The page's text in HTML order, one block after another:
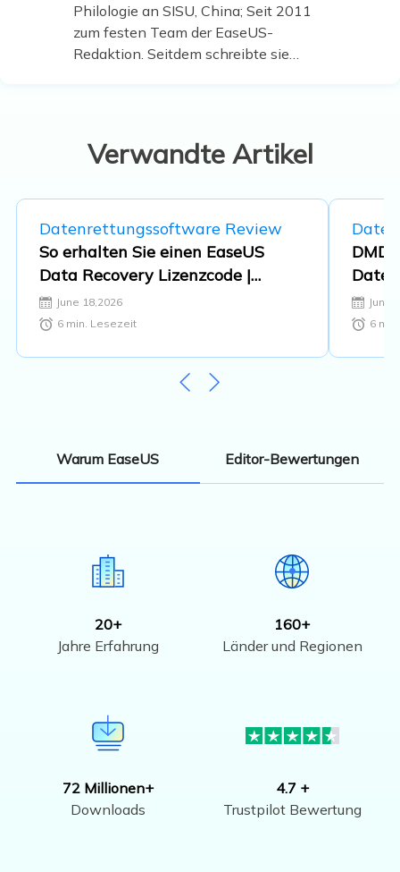
Philologie an SISU, China; Seit 2011
zum festen Team der EaseUS-
Redaktion. Seitdem schreibte sie
Verwandte Artikel
Datenrettungssoftware Review
So erhalten Sie einen EaseUS
Data Recovery Lizenzcode |
Sichere und vollständige Version
June 18,2026
6min. Lesezeit
June
6
Warum EaseUS Editor-Bewertungen
20+
Jahre Erfahrung
160+
Länder und Regionen
72 Millionen+
Downloads
4.7 +
Trustpilot Bewertung